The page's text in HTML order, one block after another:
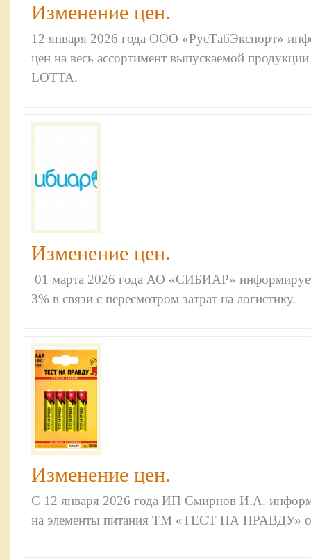
Изменение цен.
12 января 2026 года ООО «РусТабЭкспорт»
цен на весь ассортимент выпускаемой
LOTTA.
Изменение цен.
01 марта 2026 года АО «СИБИАР»
3% в связи с пересмотром затрат на логистику.
Изменение цен.
С 12 января 2026 года ИП Смирнов И.А.
на элементы питания ТМ «ТЕСТ НА ПРАВДУ»